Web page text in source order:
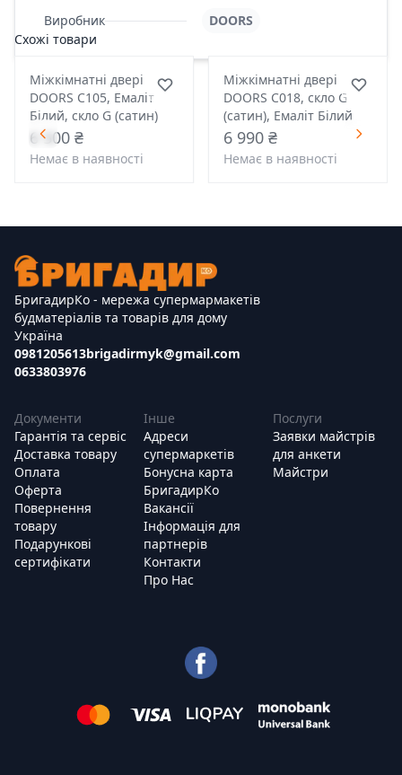
Виробник
DOORS
Схожі товари
Міжкімнатні двері
DOORS С105, Емаліт
Білий, скло G (сатин)
6 500 ₴
Немає в наявності
Міжкімнатні двері
DOORS С018, скло G
(сатин), Емаліт Білий
6 990 ₴
Немає в наявності
БригадирКо - мережа супермармакетів
будматеріалів та товарів для дому
Україна
0981205613
0633803976
brigadirmyk@gmail.com
Документи
Гарантія та сервіс
Доставка товару
Оплата
Оферта
Повернення
товару
Подарункові
сертифікати
Інше
Адреси
супермаркетів
Бонусна карта
БригадирКо
Вакансії
Інформація для
партнерів
Контакти
Про Нас
Послуги
Заявки майстрів
для анкети
Майстри